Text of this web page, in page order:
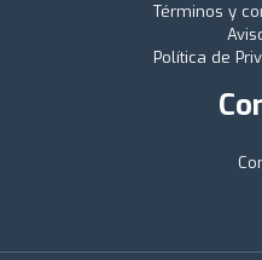
Términos y
Política de